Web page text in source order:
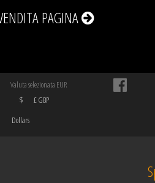
PAGINA
Valuta selezionata EUR
$
Dollars
£ GBP